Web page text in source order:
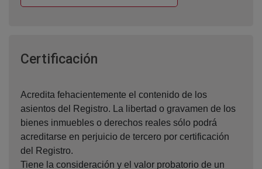
Certificación
Acredita fehacientemente el contenido de los
asientos del Registro. La libertad o gravamen de los
bienes inmuebles o derechos reales sólo podrá
acreditarse en perjuicio de tercero por certificación
del Registro.
Tiene la consideración y el valor probatorio de un